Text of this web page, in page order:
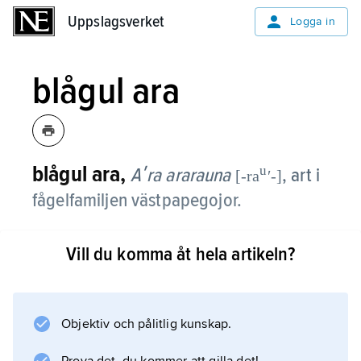
Uppslagsverket Logga in
blågul ara
blågul ara, Aʹra ararauna [-rauʹ-], art i
fågelfamiljen västpapegojor.
av ca 85 cm. Vingar, rygg och hjässa är blå,
Vill du komma åt hela artikeln?
Objektiv och pålitlig kunskap.